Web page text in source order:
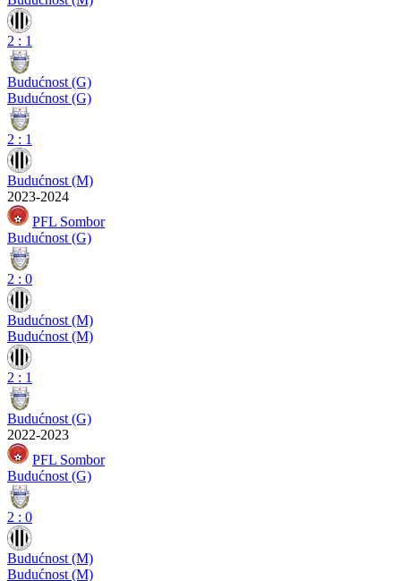
2 : 1
Budućnost (G)
Budućnost (G)
2 : 1
Budućnost (M)
2023-2024
PFL Sombor
Budućnost (G)
2 : 0
Budućnost (M)
Budućnost (M)
2 : 1
Budućnost (G)
2022-2023
PFL Sombor
Budućnost (G)
2 : 0
Budućnost (M)
Budućnost (M)